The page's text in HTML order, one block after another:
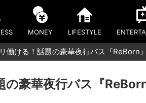
MONEY LIFESTYLE
働ける！話題の豪華夜行バス『ReBorn
豪華夜行バス『